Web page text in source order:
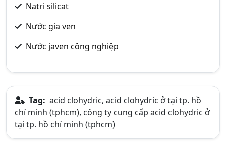
Natri silicat
Nước gia ven
Nước javen công nghiệp
Tag: acid clohydric, acid clohydric ở tại tp. hồ
chí minh (tphcm), công ty cung cấp acid clohydric ở
tại tp. hồ chí minh (tphcm)